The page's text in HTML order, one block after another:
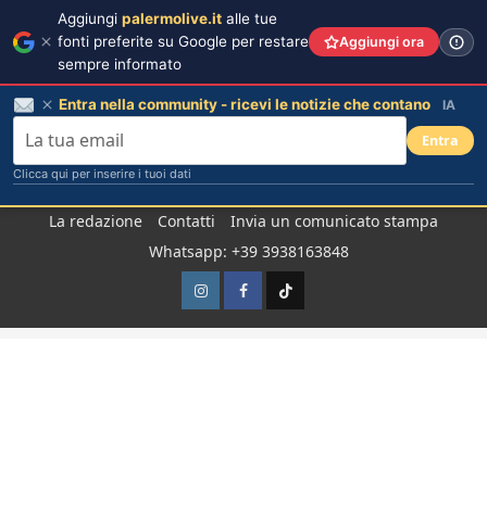
La redazione Contatti
Invia un comunicato stampa
Whatsapp: +39 3938163848
InstagramFacebook
TikTok
Aggiungi palermolive.it alle tue
fonti preferite su Google per restare
sempre informato
Aggiungi ora
Entra nella community - ricevi le notizie che contano IA
Entra
Clicca qui per inserire i tuoi dati